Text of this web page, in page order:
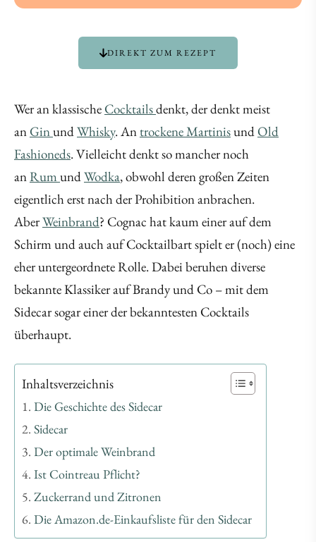
DIREKT ZUM REZEPT
Wer an klassische Cocktailsdenkt, der denkt meist
an GinundWhisky. An trockene Martinisund Old
Fashioneds. Vielleicht denkt so mancher noch
anRum undWodka, obwohl deren großen Zeiten
eigentlich erst nach der Prohibition anbrachen.
AberWeinbrand? Cognac hat kaum einer auf dem
Schirm und auch auf Cocktailbart spielt er (noch) eine
eher untergeordnete Rolle. Dabei beruhen diverse
bekannte Klassiker auf Brandy und Co – mit dem
Sidecar sogar einer der bekanntesten Cocktails
überhaupt.
Inhaltsverzeichnis
Die Geschichte des Sidecar
Sidecar
Der optimale Weinbrand
Ist Cointreau Pflicht?
Zuckerrand und Zitronen
Die Amazon.de-Einkaufsliste für den Sidecar